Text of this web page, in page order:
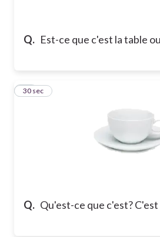
Q. Est-ce que c'est la table
Q. Qu'est-ce que c'est? C'est
12
30 sec